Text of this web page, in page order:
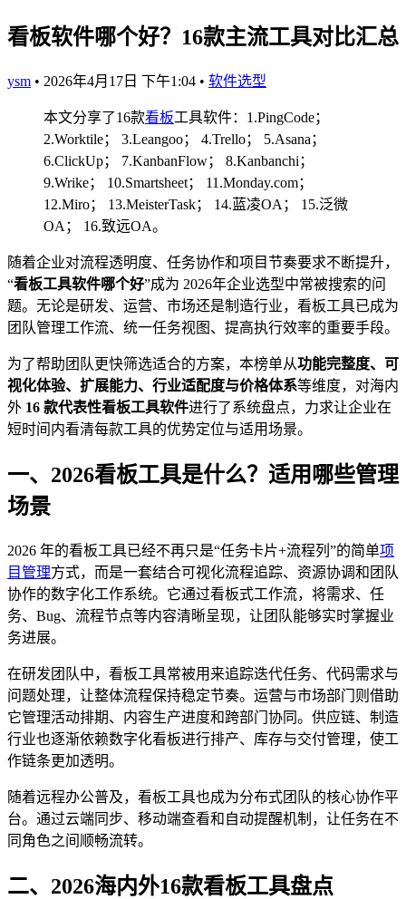
看板软件哪个好？16款主流工具对比汇总
ysm • 2026年4月17日 下午1:04 • 软件选型
本文分享了16款看板工具软件：1.PingCode；
2.Worktile； 3.Leangoo； 4.Trello； 5.Asana；
6.ClickUp； 7.KanbanFlow； 8.Kanbanchi；
9.Wrike； 10.Smartsheet； 11.Monday.com；
12.Miro； 13.MeisterTask； 14.蓝凌OA； 15.泛微
OA； 16.致远OA。
随着企业对流程透明度、任务协作和项目节奏要求不断提升，
“看板工具软件哪个好”成为 2026年企业选型中常被搜索的问
题。无论是研发、运营、市场还是制造行业，看板工具已成为
团队管理工作流、统一任务视图、提高执行效率的重要手段。
为了帮助团队更快筛选适合的方案，本榜单从功能完整度、可
视化体验、扩展能力、行业适配度与价格体系等维度，对海内
外 16 款代表性看板工具软件进行了系统盘点，力求让企业在
短时间内看清每款工具的优势定位与适用场景。
一、2026看板工具是什么？适用哪些管理
场景
2026 年的看板工具已经不再只是“任务卡片+流程列”的简单项
目管理方式，而是一套结合可视化流程追踪、资源协调和团队
协作的数字化工作系统。它通过看板式工作流，将需求、任
务、Bug、流程节点等内容清晰呈现，让团队能够实时掌握业
务进展。
在研发团队中，看板工具常被用来追踪迭代任务、代码需求与
问题处理，让整体流程保持稳定节奏。运营与市场部门则借助
它管理活动排期、内容生产进度和跨部门协同。供应链、制造
行业也逐渐依赖数字化看板进行排产、库存与交付管理，使工
作链条更加透明。
随着远程办公普及，看板工具也成为分布式团队的核心协作平
台。通过云端同步、移动端查看和自动提醒机制，让任务在不
同角色之间顺畅流转。
二、2026海内外16款看板工具盘点